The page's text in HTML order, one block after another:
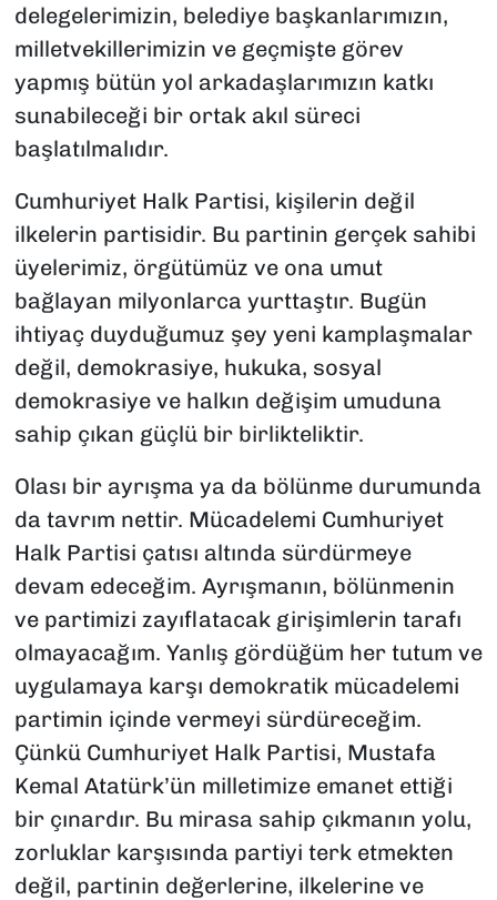
delegelerimizin, belediye başkanlarımızın,
milletvekillerimizin ve geçmişte görev
yapmış bütün yol arkadaşlarımızın katkı
sunabileceği bir ortak akıl süreci
başlatılmalıdır.
Cumhuriyet Halk Partisi, kişilerin değil
ilkelerin partisidir. Bu partinin gerçek sahibi
üyelerimiz, örgütümüz ve ona umut
bağlayan milyonlarca yurttaştır. Bugün
ihtiyaç duyduğumuz şey yeni kamplaşmalar
değil, demokrasiye, hukuka, sosyal
demokrasiye ve halkın değişim umuduna
sahip çıkan güçlü bir birlikteliktir.
Olası bir ayrışma ya da bölünme durumunda
da tavrım nettir. Mücadelemi Cumhuriyet
Halk Partisi çatısı altında sürdürmeye
devam edeceğim. Ayrışmanın, bölünmenin
ve partimizi zayıflatacak girişimlerin tarafı
olmayacağım. Yanlış gördüğüm her tutum ve
uygulamaya karşı demokratik mücadelemi
partimin içinde vermeyi sürdüreceğim.
Çünkü Cumhuriyet Halk Partisi, Mustafa
Kemal Atatürk’ün milletimize emanet ettiği
bir çınardır. Bu mirasa sahip çıkmanın yolu,
zorluklar karşısında partiyi terk etmekten
değil, partinin değerlerine, ilkelerine ve